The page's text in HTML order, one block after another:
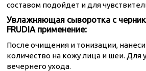
составом подойдет и для
Увлажняющая сыворотка с
FRUDIA применение:
После очищения и тонизации,
количество на кожу лица и шеи. Для
вечернего ухода.